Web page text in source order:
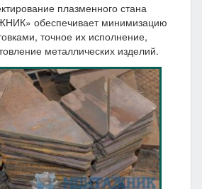
плазменного стана
обеспечивает минимизацию
точное их исполнение,
металлических изделий.